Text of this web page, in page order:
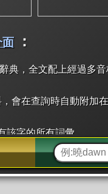
面 ：
典，全文配上經過多
會在查詢時自動附加
該字的所有詞彙。
首字」。也支援查詢「
，點擊便可瞬間「連續